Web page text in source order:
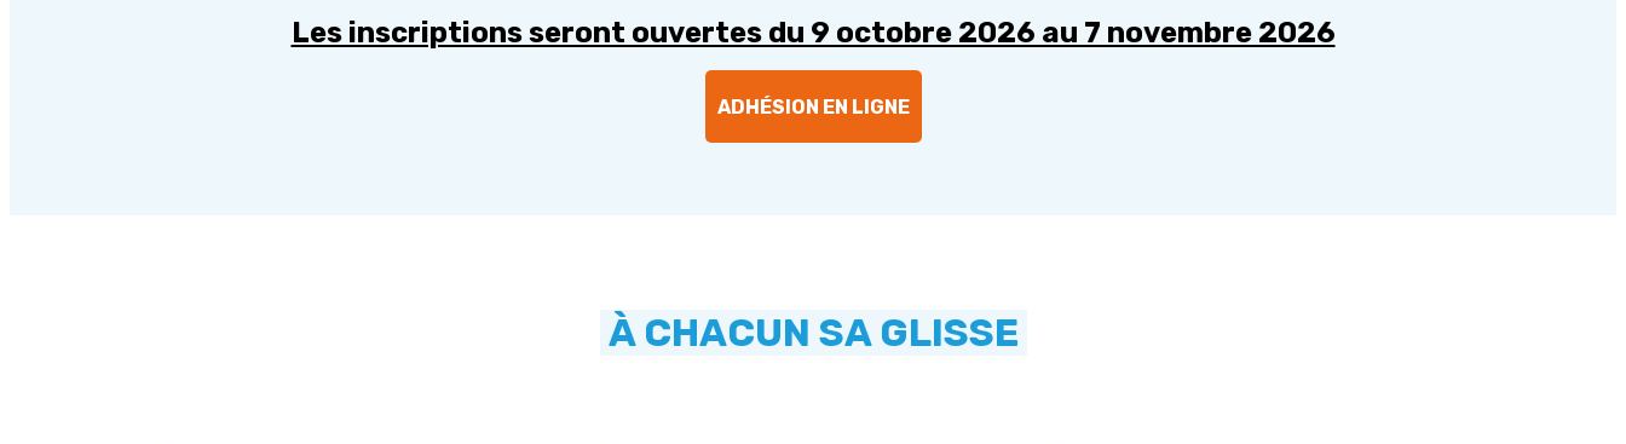
Les inscriptions seront ouvertes du 9 octobre 2026 au 7 novembre 2026
ADHÉSION EN LIGNE
À CHACUN SA GLISSE